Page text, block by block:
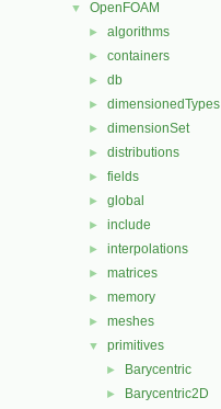
▼ OpenFOAM
► algorithms
► containers
► db
► dimensionedTypes
► dimensionSet
► distributions
► fields
► global
► include
► interpolations
► matrices
► memory
► meshes
▼ primitives
► Barycentric
► Barycentric2D